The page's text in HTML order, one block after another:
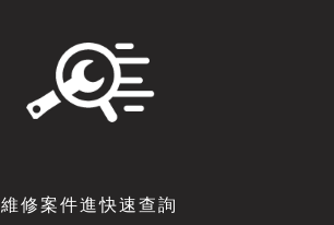
維修案件進快速查詢